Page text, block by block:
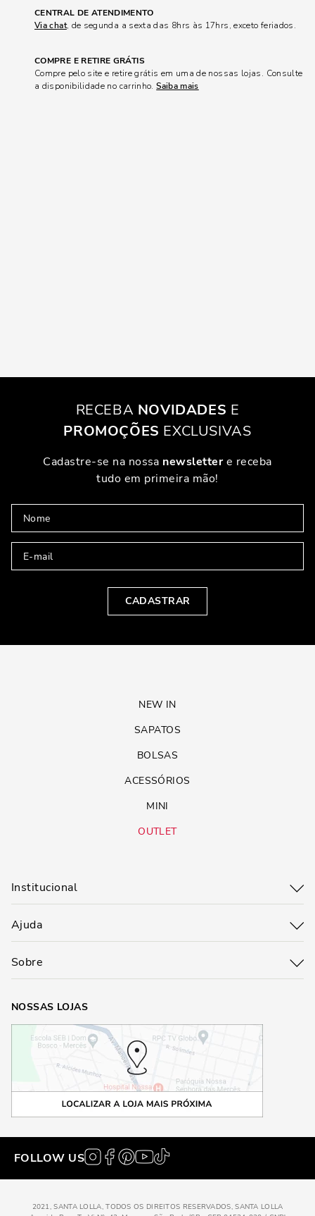
CENTRAL DE ATENDIMENTO
Via chat, de segunda a sexta das 8hrs às 17hrs, exceto feriados.
COMPRE E RETIRE GRÁTIS
Compre pelo site e retire grátis em uma de nossas lojas. Consulte
a disponibilidade no carrinho.Saiba mais
RECEBA NOVIDADES E
PROMOÇÕES EXCLUSIVAS
Cadastre-se na nossa newslettere receba
tudo em primeira mão!
CADASTRAR
NEW IN
SAPATOS
BOLSAS
ACESSÓRIOS
MINI
OUTLET
Institucional
Ajuda
Sobre
NOSSAS LOJAS
FOLLOW US
2021, SANTA LOLLA, TODOS OS DIREITOS RESERVADOS, SANTA LOLLA